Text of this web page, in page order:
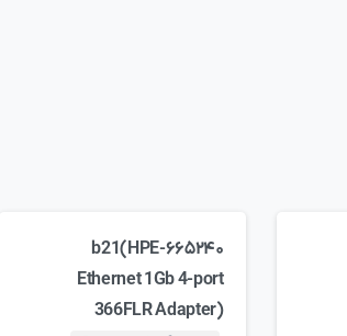
۶۶۵۲۴۰-b21(HPE
Ethernet 1Gb 4-port
366FLR Adapter)